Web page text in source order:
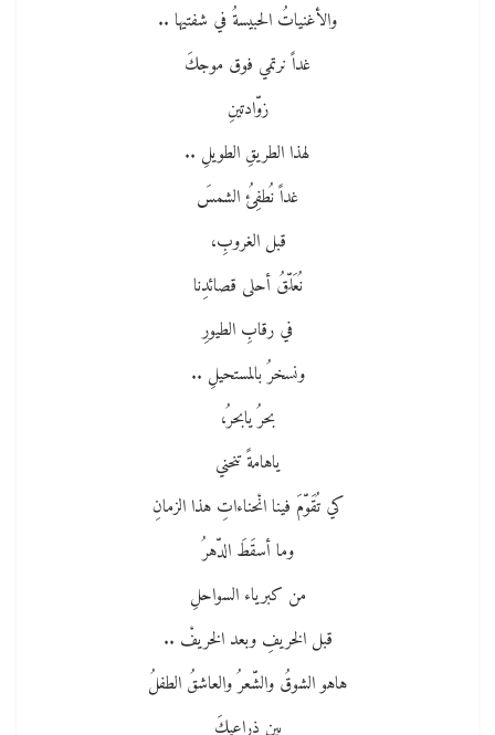
والأغنياتُ الحبيسةُ في شفتيها ..
غداً نرتمي فوق موجكَ
زوّادتينِ
لهذا الطريقِ الطويلِ ..
غداً نُطفِئُ الشمسَ
قبل الغروبِ،
نُعَلّقُ أحلى قصائدِنا
في رقابِ الطيورِ
ونسخرُ بالمستحيلِ ..
بحرُ يابحرُ،
ياهامةً تنحني
كي تُقَوّمَ فينا انْحناءاتِ هذا الزمانِ
وما أسقَطَ الدّهرُ
من كبرياء السواحلِ
قبل الخريفِ وبعد الخريفْ ..
هاهو الشوقُ والشّعرُ والعاشقُ الطفلُ
بين ذراعيكَ